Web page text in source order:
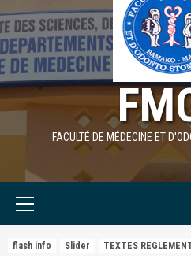
FACULTÉ DE MÉDECINE ET
flash info Slider TEXTES